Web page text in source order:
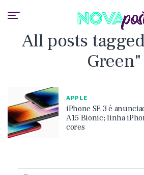
All posts
Green"
APPLE
iPhone SE 3 é
A15 Bionic; linha
cores